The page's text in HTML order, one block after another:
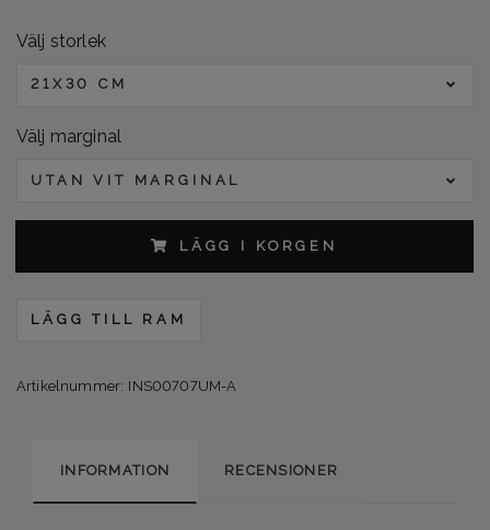
Välj storlek
21X30 CM
Välj marginal
UTAN VIT MARGINAL
LÄGG I KORGEN
LÄGG TILL RAM
Artikelnummer: INS00707UM-A
INFORMATION RECENSIONER